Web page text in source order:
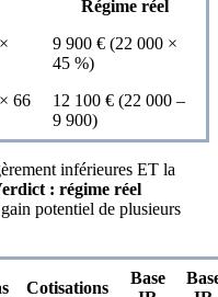
Régime réel
9 900 € (22 000 ×
45 %)
66
12 100 € (22 000 –
9 900)
inférieures ET la
: régime réel
potentiel de plusieurs
Cotisations
Base